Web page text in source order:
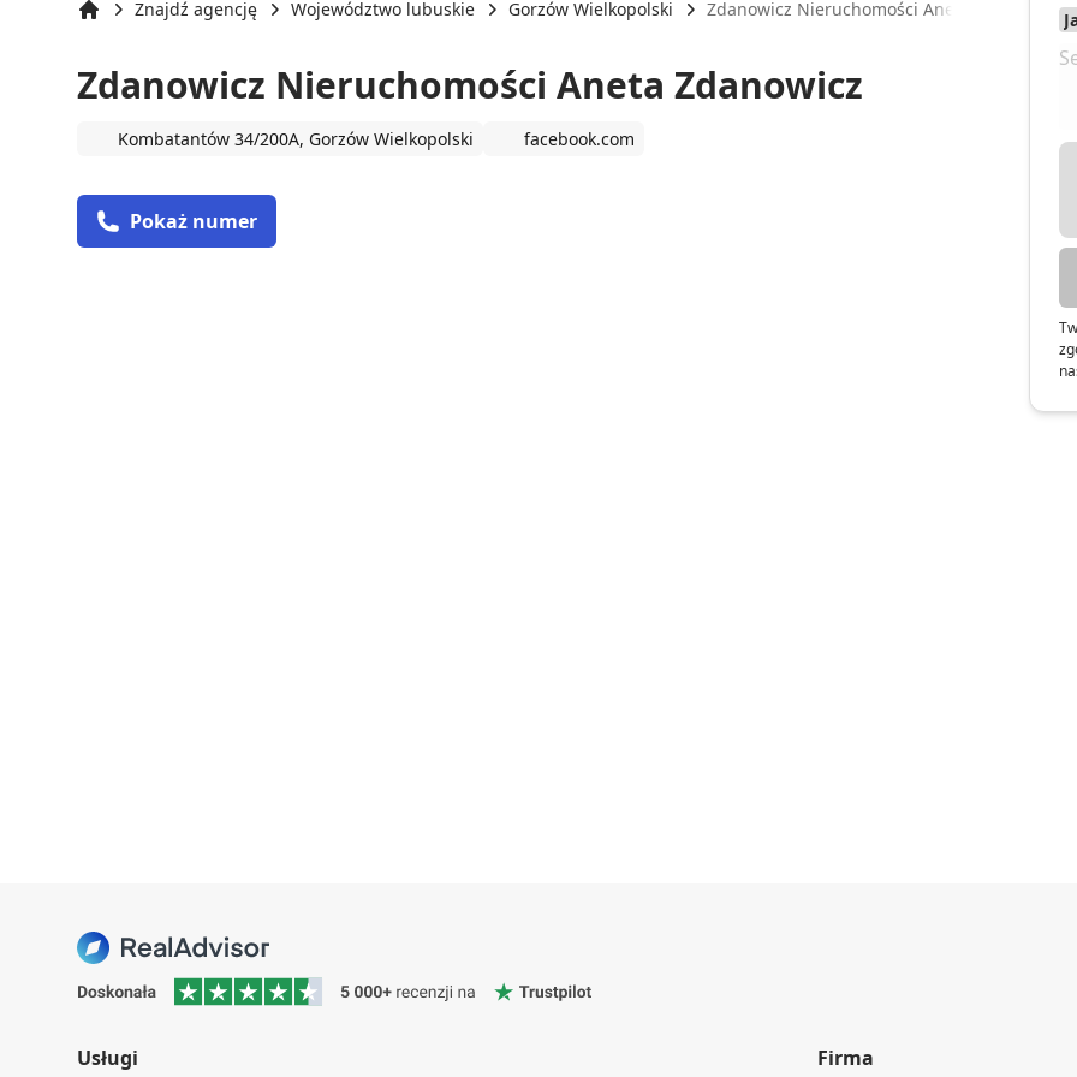
Znajdź agencję Województwo lubuskie Gorzów Wielkopolski Zdanowicz Nieruchomości Aneta Zdanowicz
Zdanowicz Nieruchomości Aneta Zdanowicz
Kombatantów 34/200A, Gorzów Wielkopolski facebook.com
Pokaż numer
Usługi Firma